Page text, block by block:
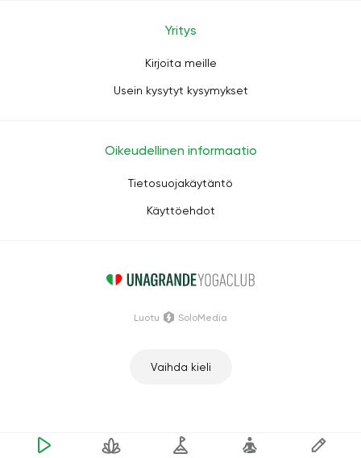
Yritys
Kirjoita meille
Usein kysytyt kysymykset
Oikeudellinen informaatio
Tietosuojakäytäntö
Käyttöehdot
Vaihda kieli
Luotu SoloMedia